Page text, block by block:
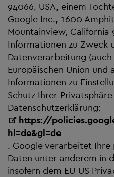
94066, USA, einem
Google Inc., 1600
Mountainview, California
Informationen zu Zweck
Datenverarbeitung
Europäischen Union und
Informationen zu
Schutz Ihrer
Datenschutzerklärung:
https://
hl=de&gl=de
. Google verarbeitet Ihre
Daten unter anderem in
insofern dem EU-US